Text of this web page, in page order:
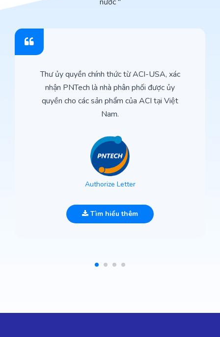
Thư ủy quyền chính thức từ ACI-USA, xác
nhận PNTech là nhà phân phối được ủy
quyền cho các sản phẩm của ACI tại Việt
Nam.
Authorize Letter
Tìm hiểu thêm